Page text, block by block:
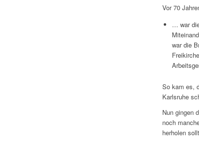
Vor 70
… war
war die
So kam es,
Karlsruhe
Nun gingen
noch
herholen